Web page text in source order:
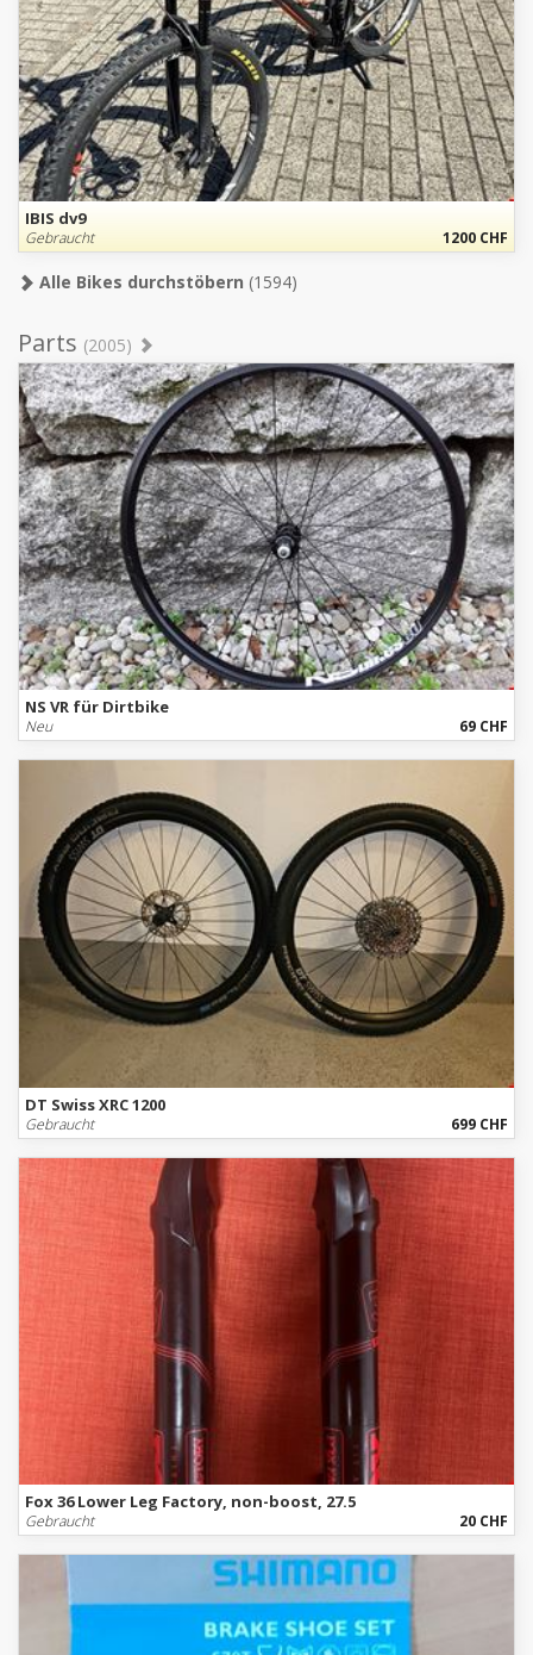
IBIS dv9
Gebraucht 1200 CHF
Alle Bikes durchstöbern (1594)
Parts (2005)
NS VR für Dirtbike
Neu 69 CHF
DT Swiss XRC 1200
Gebraucht 699 CHF
Fox 36 Lower Leg Factory, non-boost, 27.5
Gebraucht 20 CHF